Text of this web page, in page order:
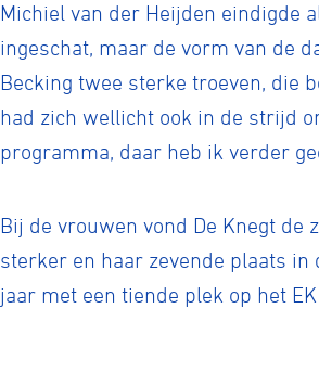
Michiel van der Heijden eindigde
ingeschat, maar de vorm van de
Becking twee sterke troeven, die
had zich wellicht ook in de strijd
programma, daar heb ik verder
Bij de vrouwen vond De Knegt de
sterker en haar zevende plaats
jaar met een tiende plek op het
BMX Race